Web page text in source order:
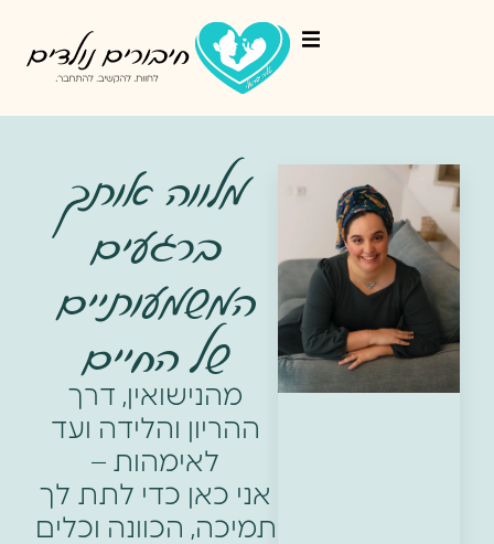
מלווה אותך
ברגעים
המשמעותיים
של החיים
מהנישואין, דרך
ההריון והלידה ועד
לאימהות –
אני כאן כדי לתת לך
תמיכה, הכוונה וכלים